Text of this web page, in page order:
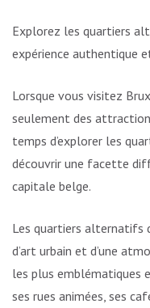
Explorez les quartiers
expérience authentique
Lorsque vous visitez
seulement des
temps d’explorer les
découvrir une facette
capitale belge.
Les quartiers alternatifs
d’art urbain et d’une
les plus emblématiques
ses rues animées, ses